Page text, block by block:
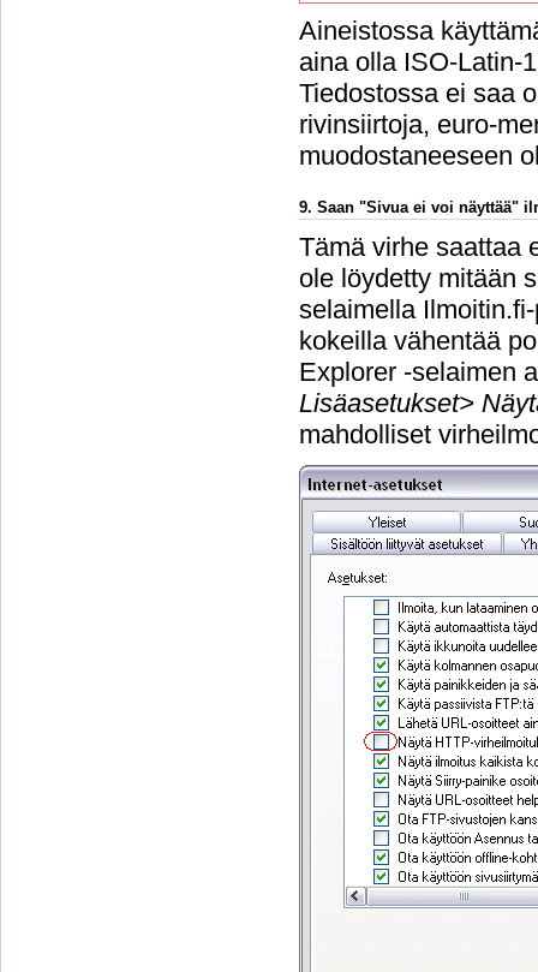
Aineistossa
aina olla ISO-Latin-
Tiedostossa ei saa
rivinsiirtoja, euro-
muodostaneeseen
9. Saan "Sivua ei voi näyttää"
Tämä virhe saattaa
ole löydetty mitään
selaimella
kokeilla vähentää
Explorer -selaimen
Lisäasetukset>
mahdolliset